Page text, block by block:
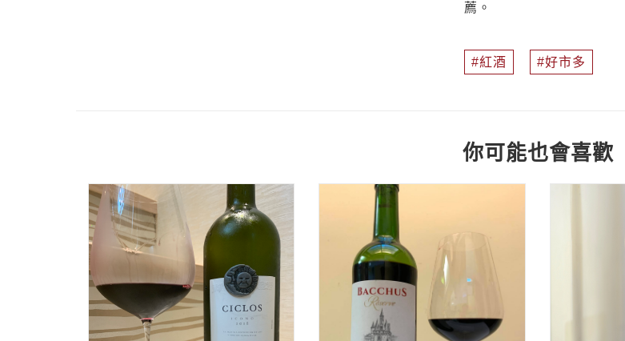
薦。
紅酒 好市多
你可能也會喜歡